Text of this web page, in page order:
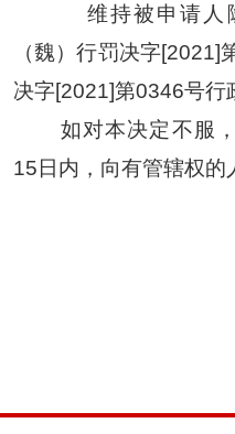
维持被申请人
（魏）行罚决字[2021]
决字[2021]第0346号行
如对本决定不服
15日内，向有管辖权的